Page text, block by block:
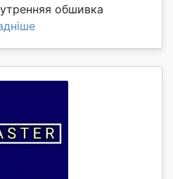
обшивка